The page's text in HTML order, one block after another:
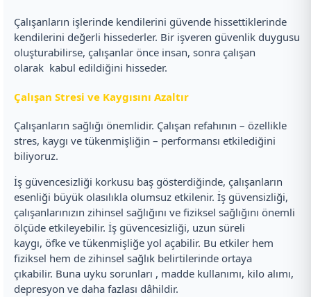
Çalışanların işlerinde kendilerini güvende hissettiklerinde
kendilerini değerli hissederler. Bir işveren güvenlik duygusu
oluşturabilirse, çalışanlar önce insan, sonra çalışan
olarak kabul edildiğini hisseder.
Çalışan Stresi ve Kaygısını Azaltır
Çalışanların sağlığı önemlidir. Çalışan refahının – özellikle
stres, kaygı ve tükenmişliğin – performansı etkilediğini
biliyoruz.
İş güvencesizliği korkusu baş gösterdiğinde, çalışanların
esenliği büyük olasılıkla olumsuz etkilenir. İş güvensizliği,
çalışanlarınızın zihinsel sağlığını ve fiziksel sağlığını önemli
ölçüde etkileyebilir. İş güvencesizliği, uzun süreli
kaygı, öfke ve tükenmişliğe yol açabilir. Bu etkiler hem
fiziksel hem de zihinsel sağlık belirtilerinde ortaya
çıkabilir. Buna uyku sorunları , madde kullanımı, kilo alımı,
depresyon ve daha fazlası dâhildir.